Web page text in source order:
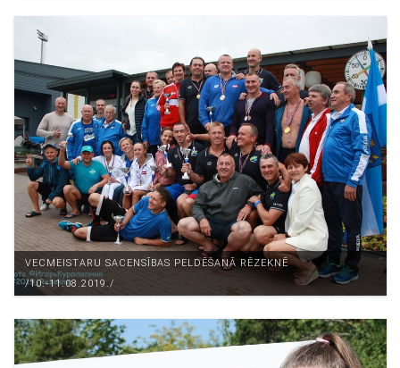
VECMEISTARU SACENSĪBAS PELDĒŠANĀ RĒZEKNĒ
/10.-11.08.2019./